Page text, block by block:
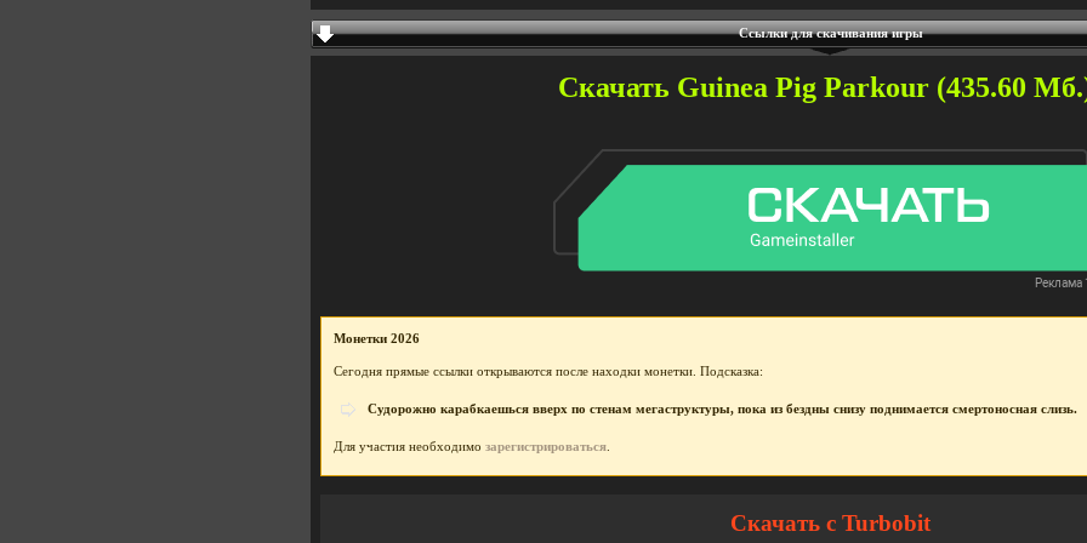
Ссылки для скачивания игры
Скачать Guinea Pig Parkour (435.60
Монетки 2026
Сегодня прямые ссылки открываются после находки монетки. Подсказка:
Судорожно карабкаешься вверх по стенам мегаструктуры, пока из бездны снизу поднимается смертоносная слизь.
Для участия необходимо зарегистрироваться
Скачать с Turbobit